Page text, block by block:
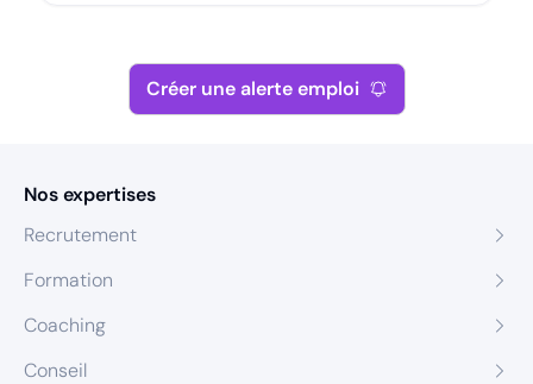
Créer une alerte emploi
Nos expertises
Recrutement
Formation
Coaching
Conseil